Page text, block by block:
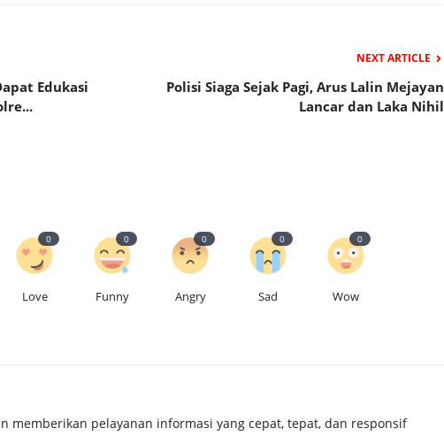
Edukasi
NEXT ARTICLE
Polisi Siaga Sejak Pagi, Arus Lalin Mejayan
Lancar dan Laka Nihil
Love
0
Funny
0
Angry
0
Sad
0
Wow
0
memberikan pelayanan informasi yang cepat, tepat, dan responsif